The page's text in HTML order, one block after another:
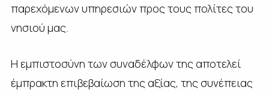
παρεχόμενων υπηρεσιών προς τους πολίτες του
νησιού μας.
Η εμπιστοσύνη των συναδέλφων της αποτελεί
έμπρακτη επιβεβαίωση της αξίας, της συνέπειας